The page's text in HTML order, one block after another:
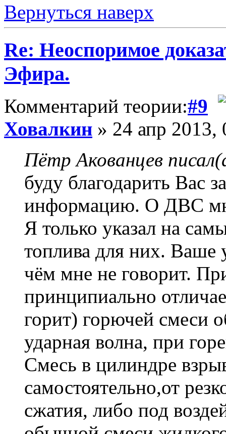
Вернуться наверх
Re: Неоспоримое
Эфира.
Комментарий теории:#9
Ховалкин » 24 апр 2013,
Пётр Акованцев
буду благодарить Вас
информацию. О ДВС
Я только указал на
топлива для них. Ваше
чём мне не говорит.
принципиально
горит) горючей смеси
ударная волна, при
Смесь в цилиндре
самостоятельно,от
сжатия, либо под